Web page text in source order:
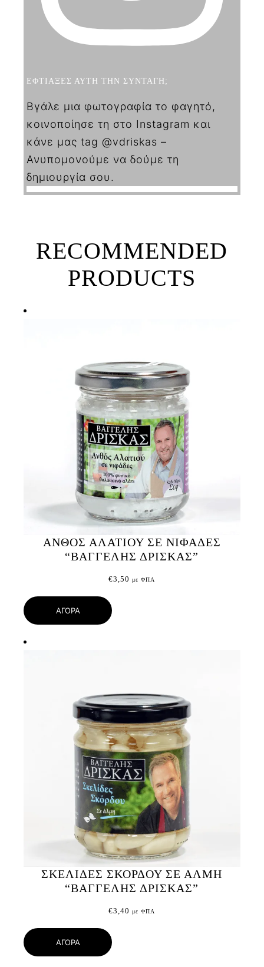
ΕΦΤΙΑΞΕΣ ΑΥΤΗ ΤΗΝ ΣΥΝΤΑΓΗ;
Βγάλε μια φωτογραφία το φαγητό,
κοινοποίησε τη στο Instagram και
κάνε μας tag @vdriskas –
Ανυπομονούμε να δούμε τη
δημιουργία σου.
RECOMMENDED
PRODUCTS
ΑΝΘΟΣ ΑΛΑΤΙΟΥ ΣΕ ΝΙΦΑΔΕΣ
“ΒΑΓΓΕΛΗΣ ΔΡΙΣΚΑΣ”
€3,50 με ΦΠΑ
ΑΓΟΡΑ
ΣΚΕΛΙΔΕΣ ΣΚΟΡΔΟΥ ΣΕ ΑΛΜΗ
“ΒΑΓΓΕΛΗΣ ΔΡΙΣΚΑΣ”
€3,40 με ΦΠΑ
ΑΓΟΡΑ